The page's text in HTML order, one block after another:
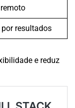
resultados
e reduz